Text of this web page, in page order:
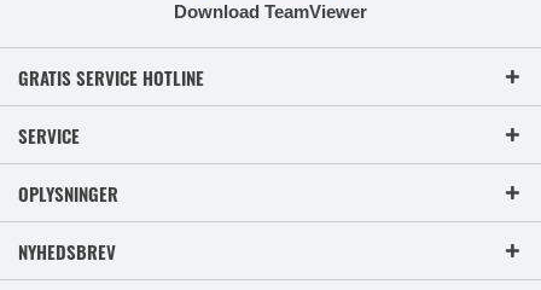
Download TeamViewer
GRATIS SERVICE HOTLINE
SERVICE
OPLYSNINGER
NYHEDSBREV